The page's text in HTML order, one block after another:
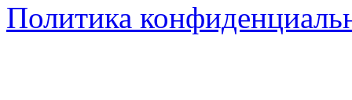
Политика